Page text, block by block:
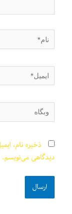
نام*
ایمیل*
وبگاه
ذخیره نام،
دیدگاهی می‌نویسم.